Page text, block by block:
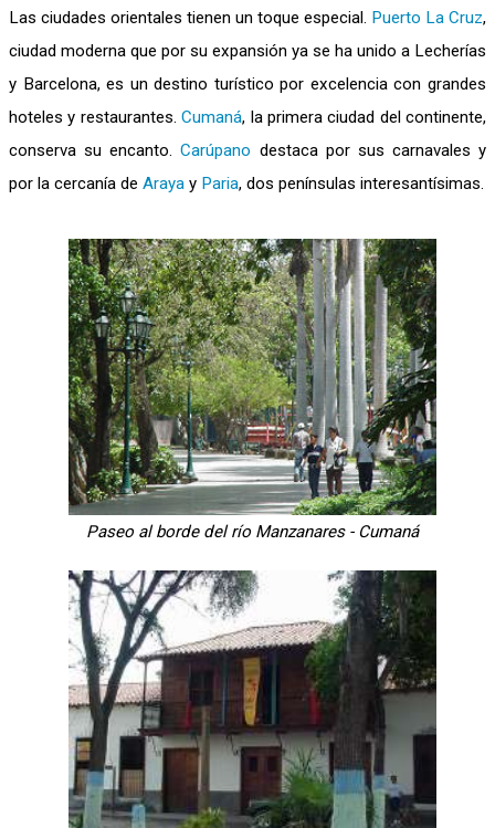
Las ciudades orientales tienen un toque especial. Puerto La Cruz,
ciudad moderna que por su expansión ya se ha unido a Lecherías
y Barcelona, es un destino turístico por excelencia con grandes
hoteles y restaurantes.Cumaná, la primera ciudad del continente,
conserva su encanto.Carúpano destaca por sus carnavales y
por la cercanía de Araya y Paria, dos penínsulas interesantísimas.
Paseo al borde del río Manzanares - Cumaná